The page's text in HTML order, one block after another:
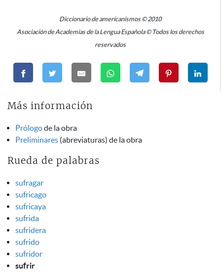
Diccionario de americanismos © 2010
Asociación de Academias de la Lengua Española © Todos los derechos
reservados
Más información
Prólogode la obra
Preliminares (abreviaturas) de la obra
Rueda de palabras
sufragar
sufricago
sufricaya
sufrida
sufridera
sufrido
sufridor
sufrir